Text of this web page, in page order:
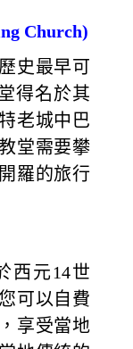
Church)
史最早可
得名於其
老城中巴
堂需要攀
羅的旅行
西元14世
可以自費
享受當地